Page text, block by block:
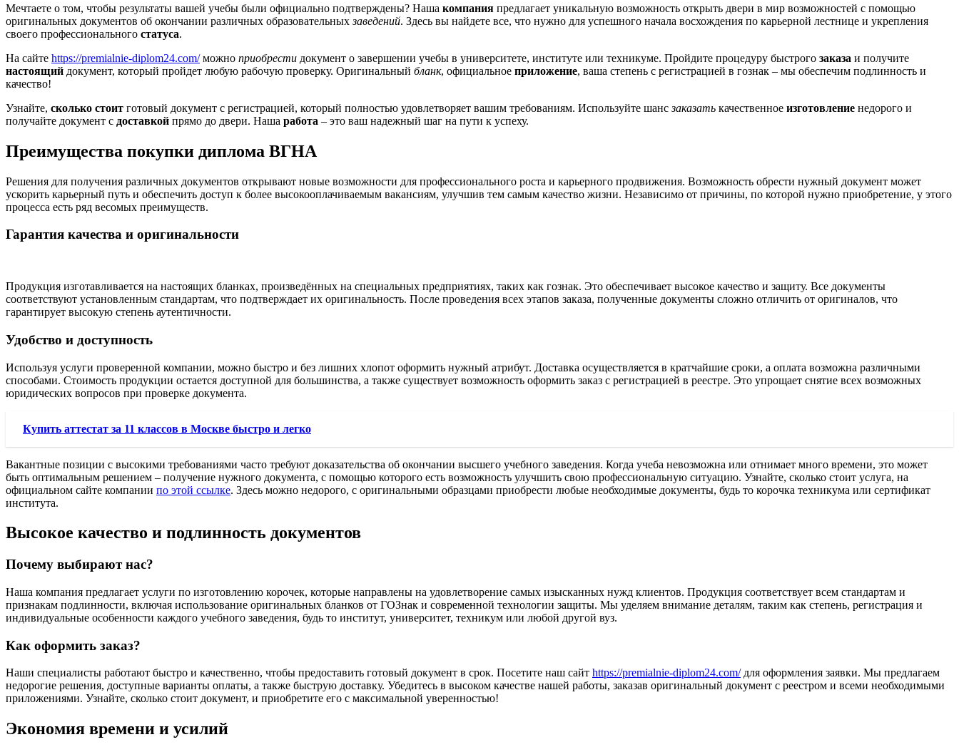
Мечтаете о том, чтобы результаты вашей учебы были официально подтверждены? Наша компания предлагает уникальную возможность открыть двери в мир возможностей с помощью
оригинальных документов об окончании различных образовательныхзаведений. Здесь вы найдете все, что нужно для успешного начала восхождения по карьерной лестнице и укрепления
своего профессионального статуса.
На сайте https://premialnie-diplom24.com/можно приобрести документ о завершении учебы в университете, институте или техникуме. Пройдите процедуру быстрого заказа и получите
настоящий документ, который пройдет любую рабочую проверку. Оригинальный бланк, официальное приложение, ваша степень с регистрацией в гознак – мы обеспечим подлинность и
качество!
Узнайте, сколько стоит готовый документ с регистрацией, который полностью удовлетворяет вашим требованиям. Используйте шансзаказать качественное изготовление недорого и
получайте документ с доставкой прямо до двери. Наша работа – это ваш надежный шаг на пути к успеху.
Преимущества покупки диплома ВГНА
Решения для получения различных документов открывают новые возможности для профессионального роста и карьерного продвижения. Возможность обрести нужный документ может
ускорить карьерный путь и обеспечить доступ к более высокооплачиваемым вакансиям, улучшив тем самым качество жизни. Независимо от причины, по которой нужно приобретение, у этого
процесса есть ряд весомых преимуществ.
Гарантия качества и оригинальности
Продукция изготавливается на настоящих бланках, произведённых на специальных предприятиях, таких как гознак. Это обеспечивает высокое качество и защиту. Все документы
соответствуют установленным стандартам, что подтверждает их оригинальность. После проведения всех этапов заказа, полученные документы сложно отличить от оригиналов, что
гарантирует высокую степень аутентичности.
Удобство и доступность
Используя услуги проверенной компании, можно быстро и без лишних хлопот оформить нужный атрибут. Доставка осуществляется в кратчайшие сроки, а оплата возможна различными
способами. Стоимость продукции остается доступной для большинства, а также существует возможность оформить заказ с регистрацией в реестре. Это упрощает снятие всех возможных
юридических вопросов при проверке документа.
Купить аттестат за 11 классов в Москве быстро и легко
Вакантные позиции с высокими требованиями часто требуют доказательства об окончании высшего учебного заведения. Когда учеба невозможна или отнимает много времени, это может
быть оптимальным решением – получение нужного документа, с помощью которого есть возможность улучшить свою профессиональную ситуацию. Узнайте, сколько стоит услуга, на
официальном сайте компании по этой ссылке. Здесь можно недорого, с оригинальными образцами приобрести любые необходимые документы, будь то корочка техникума или сертификат
института.
Высокое качество и подлинность документов
Почему выбирают нас?
Наша компания предлагает услуги по изготовлению корочек, которые направлены на удовлетворение самых изысканных нужд клиентов. Продукция соответствует всем стандартам и
признакам подлинности, включая использование оригинальных бланков от ГОЗнак и современной технологии защиты. Мы уделяем внимание деталям, таким как степень, регистрация и
индивидуальные особенности каждого учебного заведения, будь то институт, университет, техникум или любой другой вуз.
Как оформить заказ?
Наши специалисты работают быстро и качественно, чтобы предоставить готовый документ в срок. Посетите наш сайт https://premialnie-diplom24.com/для оформления заявки. Мы предлагаем
недорогие решения, доступные варианты оплаты, а также быструю доставку. Убедитесь в высоком качестве нашей работы, заказав оригинальный документ с реестром и всеми необходимыми
приложениями. Узнайте, сколько стоит документ, и приобретите его с максимальной уверенностью!
Экономия времени и усилий